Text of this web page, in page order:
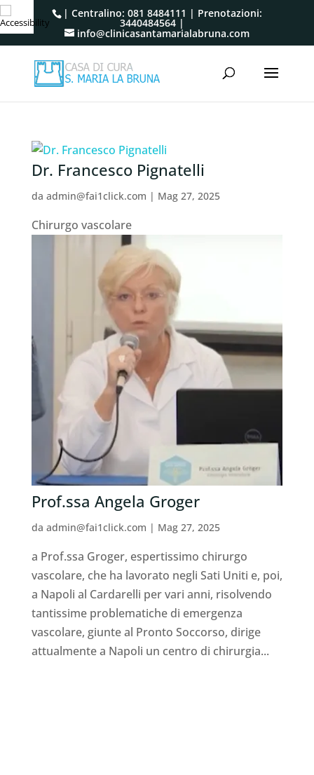
| Centralino: 081 8484111 | Prenotazioni:
3440484564 |
info@clinicasantamarialabruna.com
Dr. Francesco Pignatelli ⁠
da admin@fai1click.com | Mag 27, 2025
Chirurgo vascolare
Prof.ssa Angela Groger ⁠
da admin@fai1click.com | Mag 27, 2025
a Prof.ssa Groger, espertissimo chirurgo
vascolare, che ha lavorato negli Sati Uniti e, poi,
a Napoli al Cardarelli per vari anni, risolvendo
tantissime problematiche di emergenza
vascolare, giunte al Pronto Soccorso, dirige
attualmente a Napoli un centro di chirurgia...